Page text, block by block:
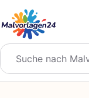
Inhalt
springen